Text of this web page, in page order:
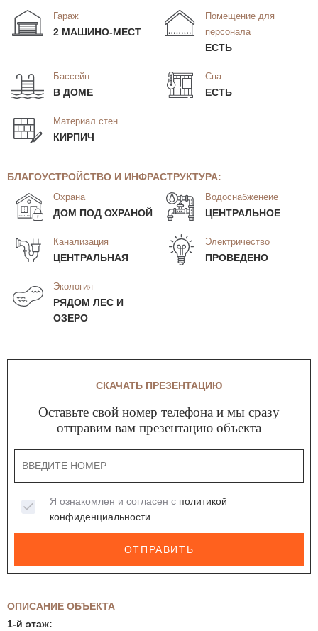
Гараж
2 МАШИНО-МЕСТ
Помещение для
персонала
ЕСТЬ
Бассейн
В ДОМЕ
Спа
ЕСТЬ
Материал стен
КИРПИЧ
БЛАГОУСТРОЙСТВО И ИНФРАСТРУКТУРА:
Охрана
ДОМ ПОД ОХРАНОЙ
Водоснабженеие
ЦЕНТРАЛЬНОЕ
Канализация
ЦЕНТРАЛЬНАЯ
Электричество
ПРОВЕДЕНО
Экология
РЯДОМ ЛЕС И
ОЗЕРО
ОПИСАНИЕ ОБЪЕКТА
1-й этаж:
СКАЧАТЬ ПРЕЗЕНТАЦИЮ
Оставьте свой номер телефона и мы сразу
отправим вам презентацию объекта
Я ознакомлен и согласен с политикой
конфиденциальности
ОТПРАВИТЬ